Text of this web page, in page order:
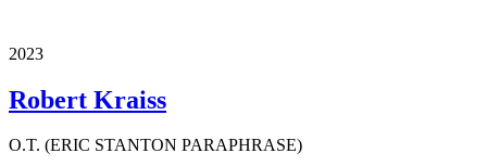
2023
Robert Kraiss
O.T. (ERIC STANTON PARAPHRASE)